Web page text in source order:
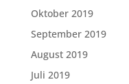
Oktober 2019
September 2019
August 2019
Juli 2019